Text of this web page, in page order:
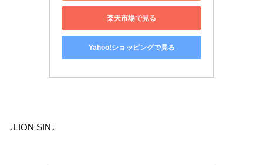
楽天市場で見る
Yahoo!ショッピングで見る
↓LION SIN↓